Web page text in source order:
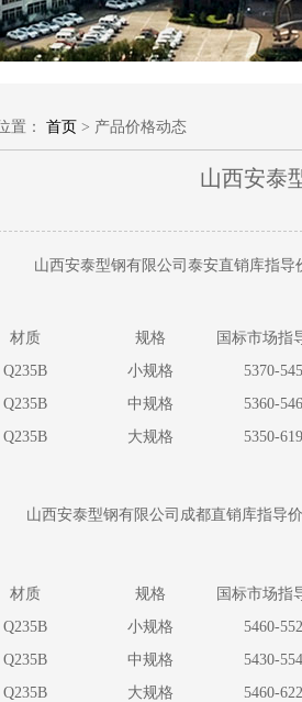
置： 首页 > 产品价格动态
山西安泰
山西安泰型钢有限公司泰安直销库指导
材质 规格 国标市场指
Q235B
小规格
5370-
Q235B 中规格
5360-
Q235B
大规格 5350-
山西安泰型钢有限公司成都直销库指导
材质 规格 国标市场指
Q235B
小规格
5460-
Q235B 中规格
5430-
Q235B
大规格 5460-